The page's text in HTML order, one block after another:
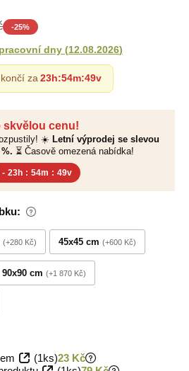
skvělou cenu!
☀️ Letní výprodej se slevou
⏳ Časově omezená nabídka!
- 23h : 54m : 48v
+280 Kč 45x45 cm +600 Kč
90x90 cm +1 870 Kč
-25%
dny (12.08.2026)
za 23h:54m:48v
(1ks)23 Kč